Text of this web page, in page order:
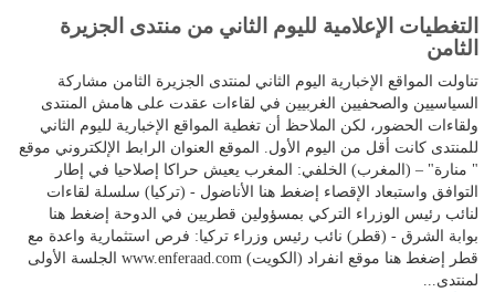
التغطيات الإعلامية لليوم الثاني من منتدى الجزيرة
الثامن
تناولت المواقع الإخبارية اليوم الثاني لمنتدى الجزيرة الثامن مشاركة
السياسيين والصحفيين الغربيين في لقاءات عقدت على هامش المنتدى
ولقاءات الحضور، لكن الملاحظ أن تغطية المواقع الإخبارية لليوم الثاني
للمنتدى كانت أقل من اليوم الأول. الموقع العنوان الرابط الإلكتروني موقع
" منارة" – (المغرب) الخلفي: المغرب يعيش حراكا إصلاحيا في إطار
التوافق واستبعاد الإقصاء إضغط هنا الأناضول - (تركيا) سلسلة لقاءات
لنائب رئيس الوزراء التركي بمسؤولين قطريين في الدوحة إضغط هنا
بوابة الشرق - (قطر) نائب رئيس وزراء تركيا: فرص استثمارية واعدة مع
قطر إضغط هنا موقع انفراد (الكويت) www.enferaad.com الجلسة الأولى
لمنتدى...